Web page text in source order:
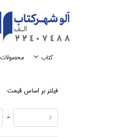
كتاب
فيلتر بر اساس قيمت
-